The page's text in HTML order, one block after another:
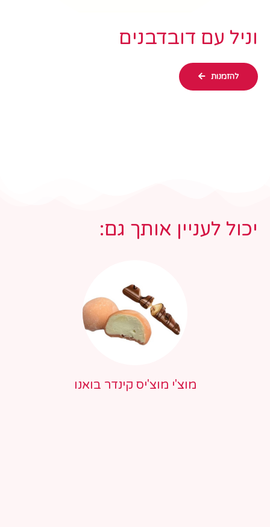
וניל עם דובדבנים
להזמנות
יכול לעניין אותך גם:
מוצ'י מוצ'יס קינדר בואנו